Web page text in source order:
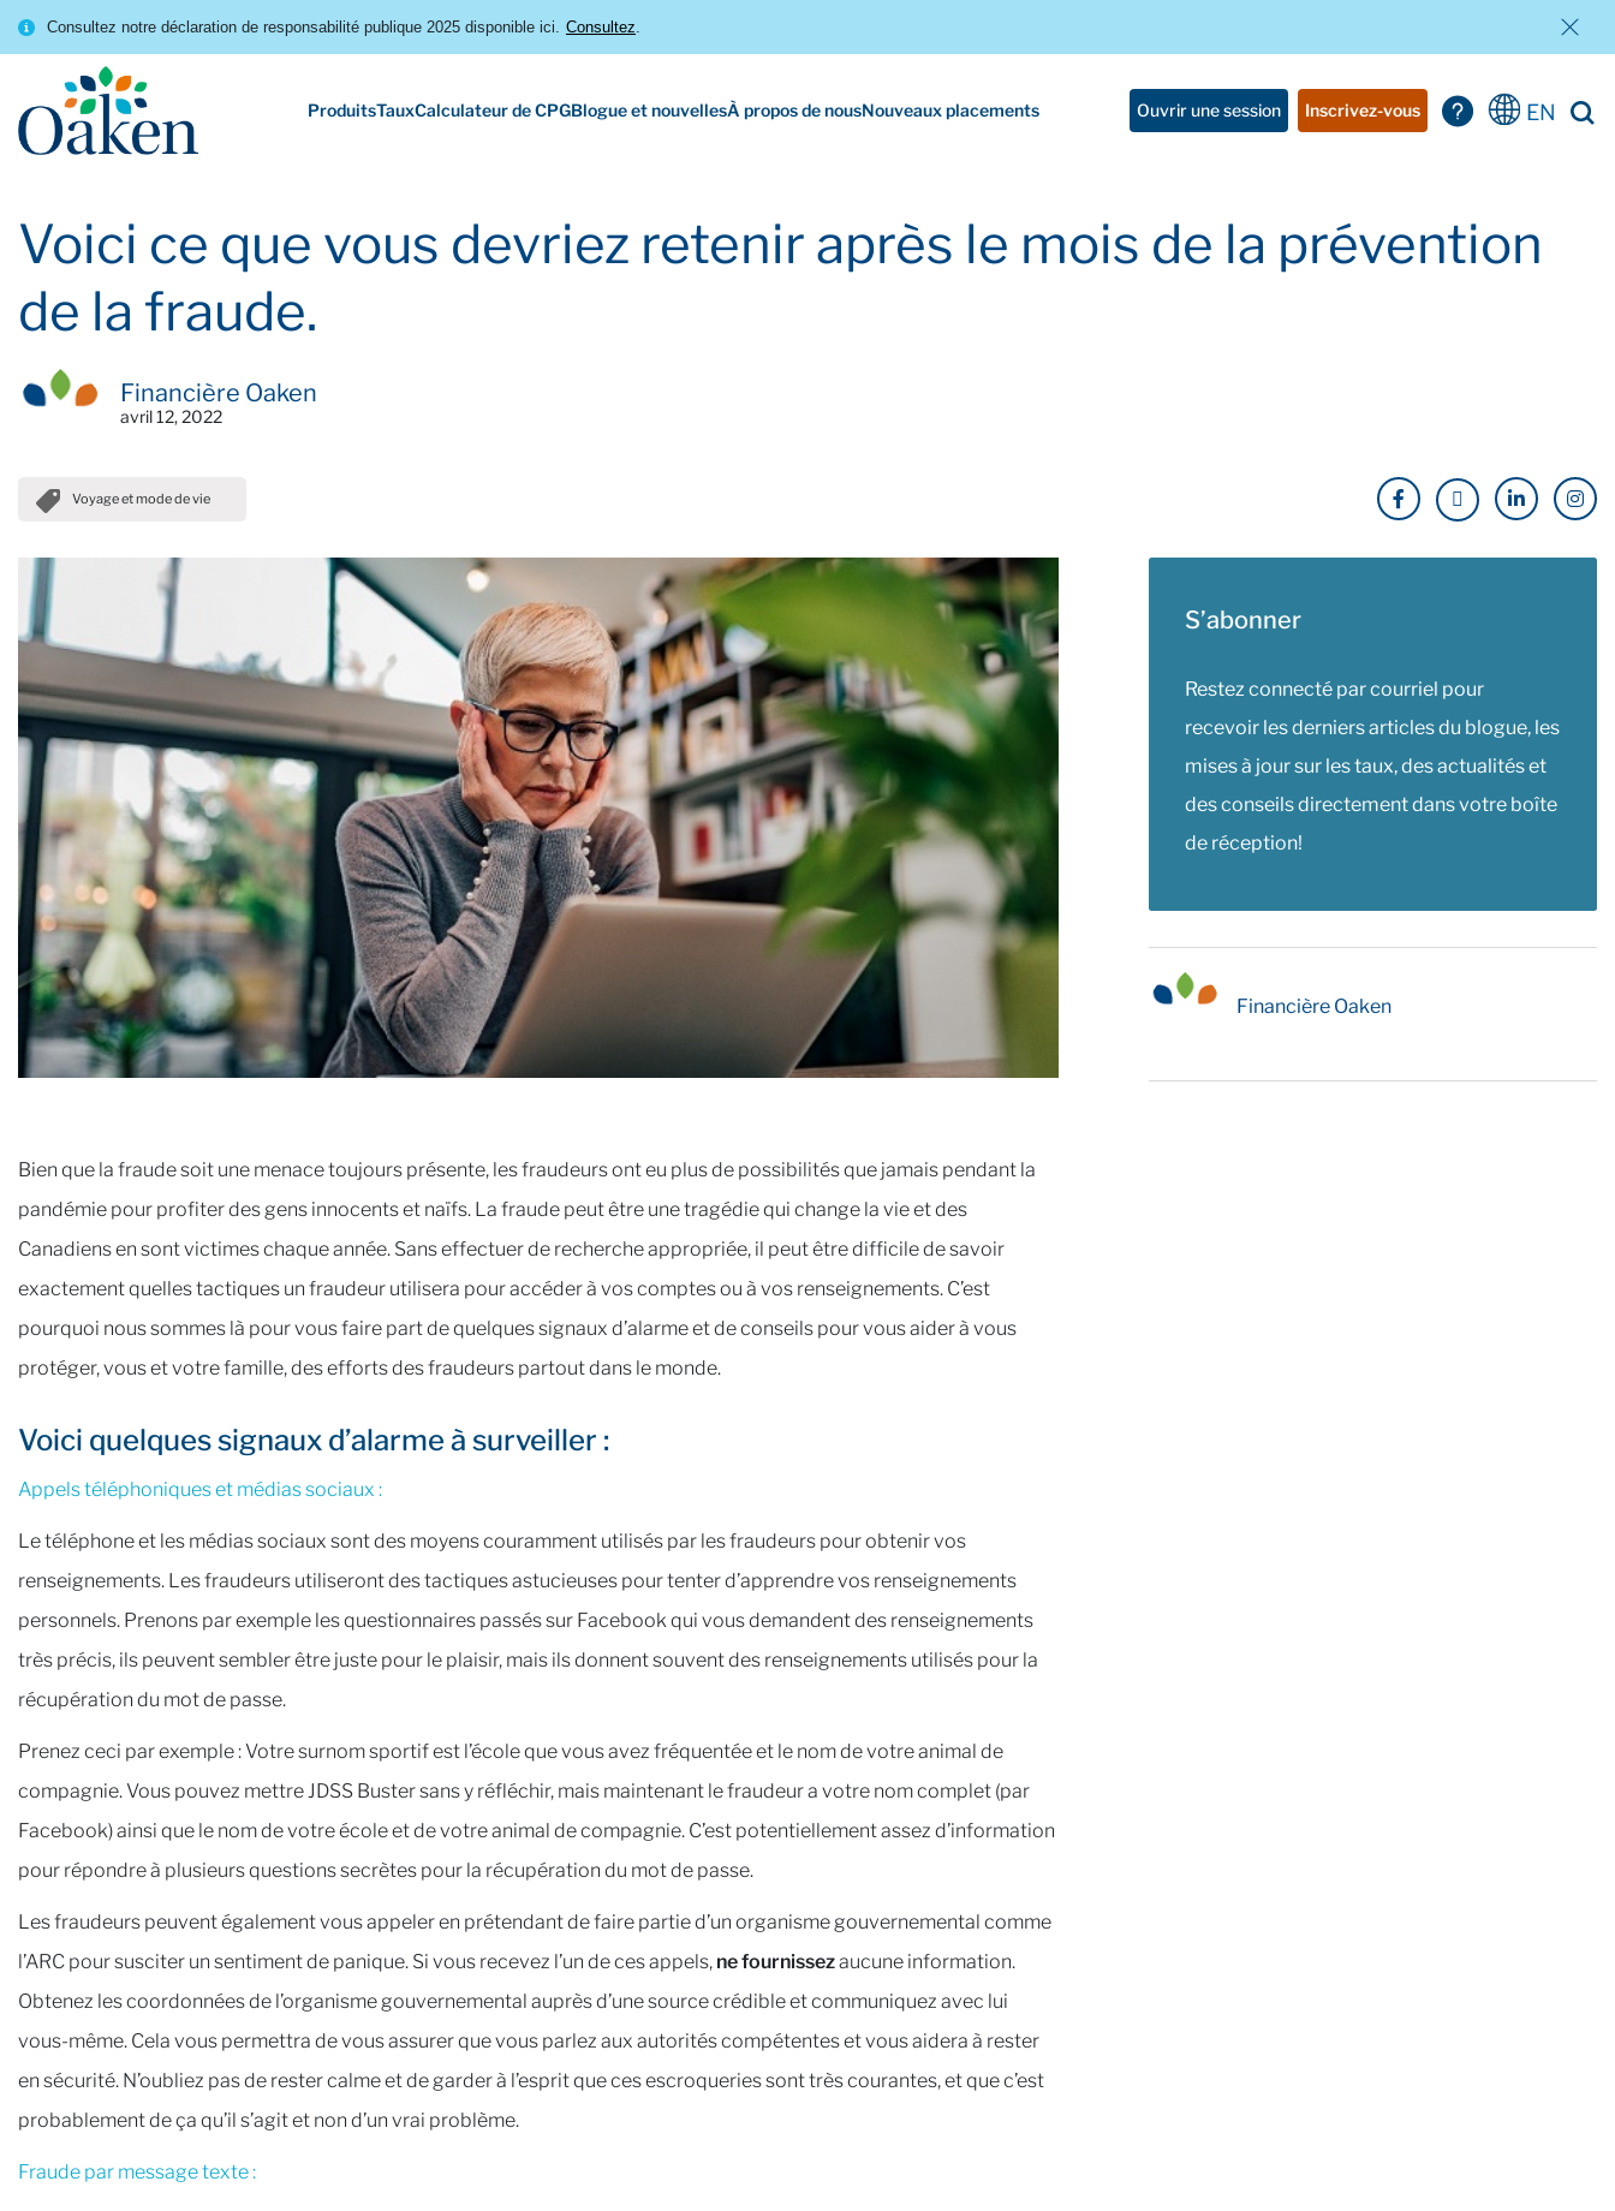
Consultez notre déclaration de responsabilité publique 2025 disponible ici. Consultez.
ProduitsTauxCalculateur de CPGBlogue et nouvellesÀ propos de nousNouveaux placements Ouvrir une session Inscrivez-vous EN
Voici ce que vous devriez retenir après le mois de la prévention
de la fraude.
Financière Oaken
avril 12, 2022
Voyage et mode de vie
Bien que la fraude soit une menace toujours présente, les fraudeurs ont eu plus de possibilités que jamais pendant la
pandémie pour profiter des gens innocents et naïfs. La fraude peut être une tragédie qui change la vie et des
Canadiens en sont victimes chaque année. Sans effectuer de recherche appropriée, il peut être difficile de savoir
exactement quelles tactiques un fraudeur utilisera pour accéder à vos comptes ou à vos renseignements. C’est
pourquoi nous sommes là pour vous faire part de quelques signaux d’alarme et de conseils pour vous aider à vous
protéger, vous et votre famille, des efforts des fraudeurs partout dans le monde.
Voici quelques signaux d’alarme à surveiller :
Appels téléphoniques et médias sociaux :
Le téléphone et les médias sociaux sont des moyens couramment utilisés par les fraudeurs pour obtenir vos
renseignements. Les fraudeurs utiliseront des tactiques astucieuses pour tenter d’apprendre vos renseignements
personnels. Prenons par exemple les questionnaires passés sur Facebook qui vous demandent des renseignements
très précis, ils peuvent sembler être juste pour le plaisir, mais ils donnent souvent des renseignements utilisés pour la
récupération du mot de passe.
Prenez ceci par exemple : Votre surnom sportif est l’école que vous avez fréquentée et le nom de votre animal de
compagnie. Vous pouvez mettre JDSS Buster sans y réfléchir, mais maintenant le fraudeur a votre nom complet (par
Facebook) ainsi que le nom de votre école et de votre animal de compagnie. C’est potentiellement assez d’information
pour répondre à plusieurs questions secrètes pour la récupération du mot de passe.
Les fraudeurs peuvent également vous appeler en prétendant de faire partie d’un organisme gouvernemental comme
l’ARC pour susciter un sentiment de panique. Si vous recevez l’un de ces appels, ne fournissezaucune information.
Obtenez les coordonnées de l’organisme gouvernemental auprès d’une source crédible et communiquez avec lui
vous-même. Cela vous permettra de vous assurer que vous parlez aux autorités compétentes et vous aidera à rester
en sécurité. N’oubliez pas de rester calme et de garder à l’esprit que ces escroqueries sont très courantes, et que c’est
probablement de ça qu’il s’agit et non d’un vrai problème.
Fraude par message texte :
S’abonner
Restez connecté par courriel pour
recevoir les derniers articles du blogue, les
mises à jour sur les taux, des actualités et
des conseils directement dans votre boîte
de réception!
Financière Oaken